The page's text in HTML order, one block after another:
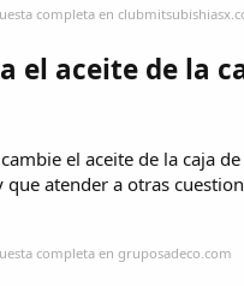
completa en
el aceite de la
el aceite de la caja
atender a otras
completa en gruposadeco.com